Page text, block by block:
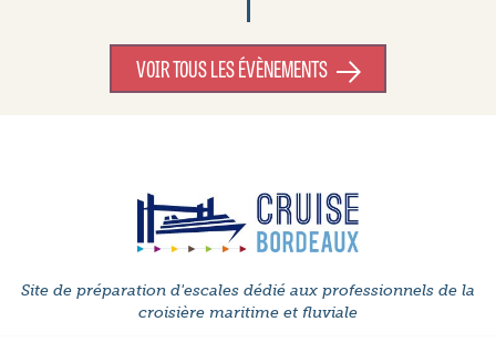
VOIR TOUS LES ÉVÈNEMENTS
Site de préparation d'escales dédié aux professionnels de la
croisière maritime et fluviale